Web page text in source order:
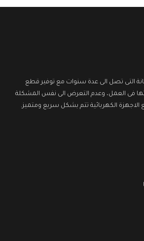
التى تصل الى عدة سنوات مع توفير قطع
فى العمل، وعدم التعرض الى نفس المشكلة
الاجهزة الكهربائية تتم بشكل سريع ومتميز.